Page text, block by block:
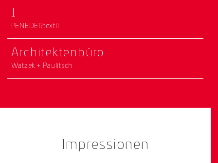
1
PENEDERtextil
Architektenbüro
Watzek + Paulitsch
Impressionen